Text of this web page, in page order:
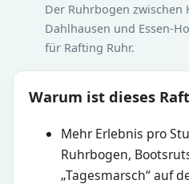
Der Ruhrbogen zwischen
Dahlhausen und Essen-
für Rafting Ruhr.
Warum ist dieses
Mehr Erlebnis pro
Ruhrbogen,
„Tagesmarsch“ auf